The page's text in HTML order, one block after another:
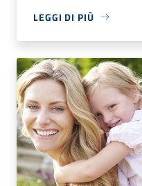
LEGGI DI PIÙ